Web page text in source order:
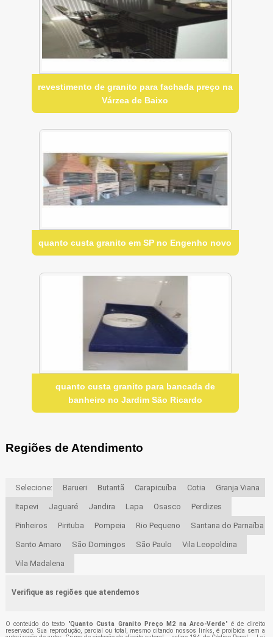
revestimento de granito para fachada preço na
Várzea de Baixo
quanto custa granito em SP no Engenho novo
quanto custa granito para bancada de
banheiro no Jardim São Ricardo
Regiões de Atendimento
Selecione: Barueri Butantã Carapicuíba Cotia Granja Viana
Itapevi Jaguaré Jandira Lapa Osasco Perdizes
Pinheiros Pirituba Pompeia Rio Pequeno Santana do Parnaíba
Santo Amaro São Domingos São Paulo Vila Leopoldina
Vila Madalena
Verifique as regiões que atendemos
O conteúdo do texto "Quanto Custa Granito Preço M2 na Arco-Verde" é de direito
reservado. Sua reprodução, parcial ou total, mesmo citando nossos links, é proibida sem a